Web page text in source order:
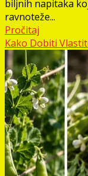
biljnih napitaka
ravnoteže...
Pročitaj
Kako Dobiti